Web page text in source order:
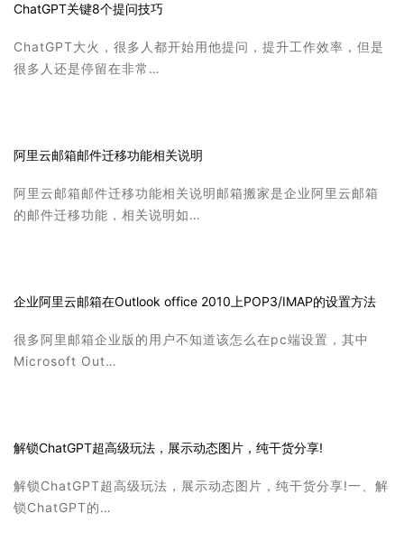
ChatGPT关键8个提问技巧
ChatGPT大火，很多人都开始用他提问，提升工作效率，但是
很多人还是停留在非常…
阿里云邮箱邮件迁移功能相关说明
阿里云邮箱邮件迁移功能相关说明邮箱搬家是企业阿里云邮箱
的邮件迁移功能，相关说明如…
企业阿里云邮箱在Outlook office 2010上POP3/IMAP的设置方法
很多阿里邮箱企业版的用户不知道该怎么在pc端设置，其中
Microsoft Out…
解锁ChatGPT超高级玩法，展示动态图片，纯干货分享!
解锁ChatGPT超高级玩法，展示动态图片，纯干货分享!一、解
锁ChatGPT的…